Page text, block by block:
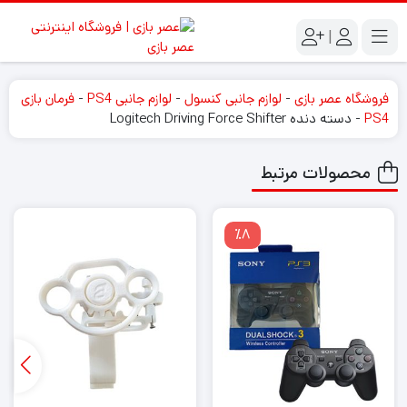
|
فروشگاه عصر بازی - لوازم جانبی کنسول - لوازم جانبی PS4 - فرمان بازی
PS4
- دسته دنده Logitech Driving Force Shifter
محصولات مرتبط
٪8